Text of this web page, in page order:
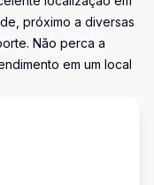
próximo a diversas
Não perca a
em um local